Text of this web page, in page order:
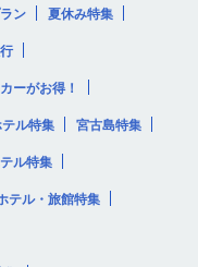
ン 夏休み特集
ーがお得！
ル特集 宮古島特集
ル特集
テル・旅館特集